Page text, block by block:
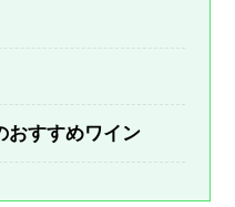
おすすめワイン